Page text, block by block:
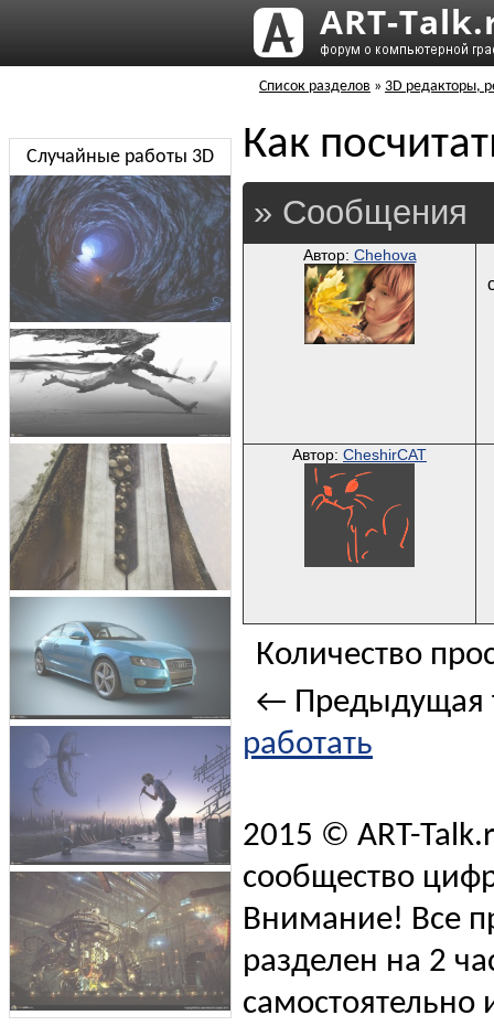
Список разделов » 3D редакторы,
Как
» Сообщения
Автор: Chehova
Автор: CheshirCAT
Количество
← Предыдущая
работать
Случайные работы 3D
2015 © ART-
сообщество
Внимание! Все
разделен на 2
самостоятельно